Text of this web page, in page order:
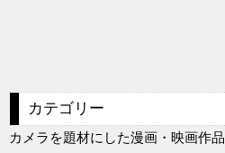
カテゴリー
カメラを題材にした漫画・映画作品